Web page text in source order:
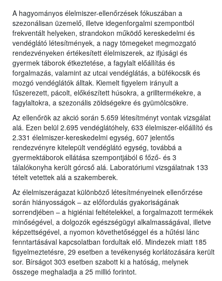
A hagyományos élelmiszer-ellenőrzések fókuszában a
szezonálisan üzemelő, illetve idegenforgalmi szempontból
frekventált helyeken, strandokon működő kereskedelmi és
vendéglátó létesítmények, a nagy tömegeket megmozgató
rendezvényeken értékesített élelmiszerek, az ifjúsági és
gyermek táborok étkeztetése, a fagylalt előállítás és
forgalmazás, valamint az utcai vendéglátás, a büfékocsik és
mozgó vendéglátók álltak. Kiemelt figyelem irányult a
fűszerezett, pácolt, előkészített húsokra, a grilltermékekre, a
fagylaltokra, a szezonális zöldségekre és gyümölcsökre.
Az ellenőrök az akció során 5.659 létesítményt vontak vizsgálat
alá. Ezen belül 2.695 vendéglátóhely, 633 élelmiszer-előállító és
2.331 élelmiszer-kereskedelmi egység, 607 jelentős
rendezvényre kitelepült vendéglátó egység, továbbá a
gyermektáborok ellátása szempontjából 6 főző- és 3
tálalókonyha került górcső alá. Laboratóriumi vizsgálatnak 133
tételt vetettek alá a szakemberek.
Az élelmiszerágazat különböző létesítményeinek ellenőrzése
során hiányosságok – az előfordulás gyakoriságának
sorrendjében – a higiéniai feltételekkel, a forgalmazott termékek
minőségével, a dolgozók egészségügyi alkalmasságával, illetve
képzettségével, a nyomon követhetőséggel és a hűtési lánc
fenntartásával kapcsolatban fordultak elő. Mindezek miatt 185
figyelmeztetésre, 29 esetben a tevékenység korlátozására került
sor. Bírságot 303 esetben szabott ki a hatóság, melynek
összege meghaladja a 25 millió forintot.